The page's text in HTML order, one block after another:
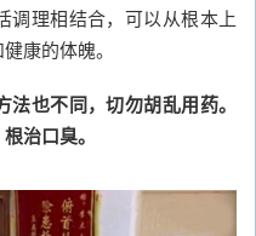
调理相结合，可以从根本上
康的体魄。
也不同，切勿胡乱用药。
治口臭。